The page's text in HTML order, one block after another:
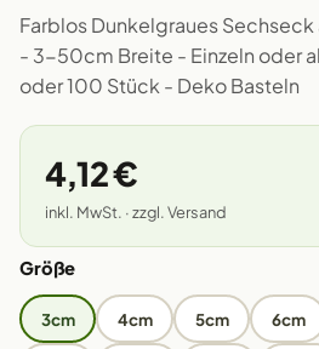
Farblos Dunkelgraues Sechseck
- 3-50cm Breite - Einzeln oder
oder 100 Stück - Deko Basteln
4,12 €
inkl. MwSt. · zzgl. Versand
Größe
3cm 4cm 5cm 6cm